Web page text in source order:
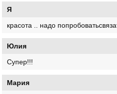
Я
красота .. надо
Юлия
Супер!!!
Мария